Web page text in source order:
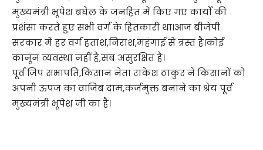
मुख्यमंत्री भूपेश बघेल के जनहित में किए गए कार्यों की
प्रशंसा करते हुए सभी वर्ग के हितकारी था।आज बीजेपी
सरकार में हर वर्ग हताश,निराश,महंगाई से त्रस्त है।कोई
कानून व्यवस्था नहीं है,सब असुरक्षित है।
पूर्व ज़िप सभापति,किसान नेता राकेश ठाकुर ने किसानों को
अपनी ऊपज का वाजिब दाम,कर्जमुक्त बनाने का श्रेय पूर्व
मुख्यमंत्री भूपेश जी का है।